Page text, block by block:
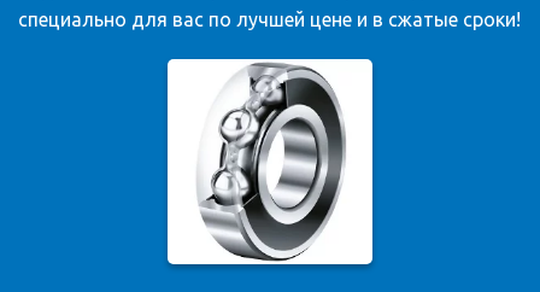
специально для вас по лучшей цене и в сжатые сроки!